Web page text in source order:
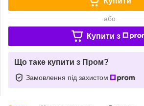
або
Купити з
Що таке купити з Пром?
Замовлення під захистом